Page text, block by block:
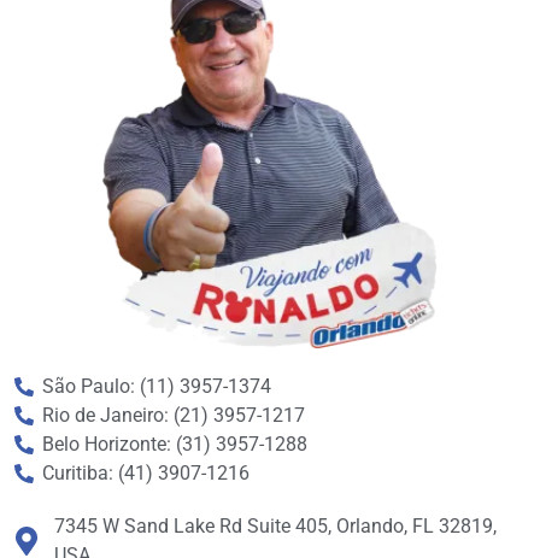
São Paulo: (11) 3957-1374
Rio de Janeiro: (21) 3957-1217
Belo Horizonte: (31) 3957-1288
Curitiba: (41) 3907-1216
7345 W Sand Lake Rd Suite 405, Orlando, FL 32819,